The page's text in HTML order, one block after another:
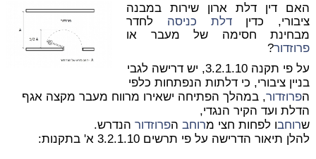
האם דין דלת ארון שירות במבנה
ציבורי, כדיןדלת כניסה לחדר
מבחינת חסימה של מעבר או
פרוזדור?
על פי תקנה 3.2.1.10, יש דרישה לגבי
בניין ציבורי, כי דלתות הנפתחות כלפי
הפרוזדור, במהלך הפתיחה ישאירו מרווח מעבר מקצה אגף
הדלת ועד הקיר הנגדי,
שרוחבו לפחות חצי מרוחבהפרוזדורהנדרש.
להלן תיאור הדרישה על פי תרשים 3.2.1.10 א' בתקנות: